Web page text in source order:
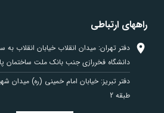
راههای ارتباطی
دفتر تهران: میدان انقلاب خیابان انقلاب
دانشگاه فخررازی جنب بانک ملت ساختمان پارسا
دفتر تبریز: خیابان امام خمینی (ره) میدان
طبقه 2